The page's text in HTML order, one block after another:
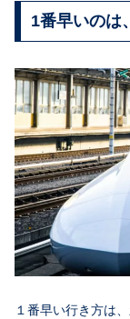
1番早いのは
１番早い行き方は、